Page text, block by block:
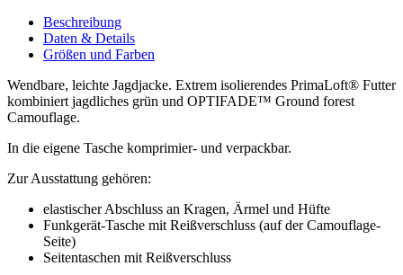
Beschreibung
Daten & Details
Größen und Farben
Wendbare, leichte Jagdjacke. Extrem isolierendes PrimaLoft® Futter
kombiniert jagdliches grün und OPTIFADE™ Ground forest
Camouflage.
In die eigene Tasche komprimier- und verpackbar.
Zur Ausstattung gehören:
elastischer Abschluss an Kragen, Ärmel und Hüfte
Funkgerät-Tasche mit Reißverschluss (auf der Camouflage-
Seite)
Seitentaschen mit Reißverschluss